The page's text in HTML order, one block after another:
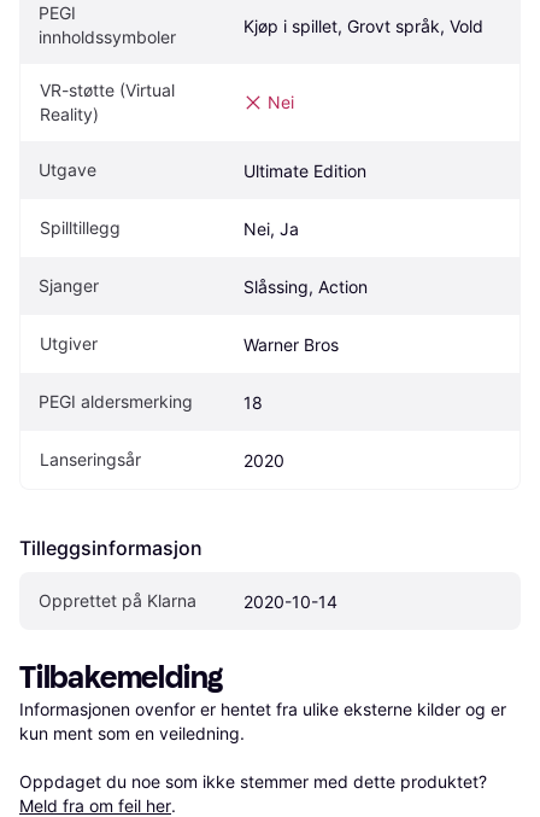
PEGI
innholdssymboler
Kjøp i spillet, Grovt språk, Vold
VR-støtte (Virtual
Reality)
Nei
Utgave Ultimate Edition
Spilltillegg Nei, Ja
Sjanger Slåssing, Action
Utgiver Warner Bros
PEGI aldersmerking 18
Lanseringsår 2020
Tilleggsinformasjon
Opprettet på Klarna 2020-10-14
Tilbakemelding
Informasjonen ovenfor er hentet fra ulike eksterne kilder og er
kun ment som en veiledning.
Oppdaget du noe som ikke stemmer med dette produktet?
Meld fra om feil her.